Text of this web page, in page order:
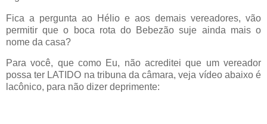
Fica a pergunta ao Hélio e aos demais vereadores, vão
permitir que o boca rota do Bebezão suje ainda mais o
nome da casa?
Para você, que como Eu, não acreditei que um vereador
possa ter LATIDO na tribuna da câmara, veja vídeo abaixo é
lacônico, para não dizer deprimente: